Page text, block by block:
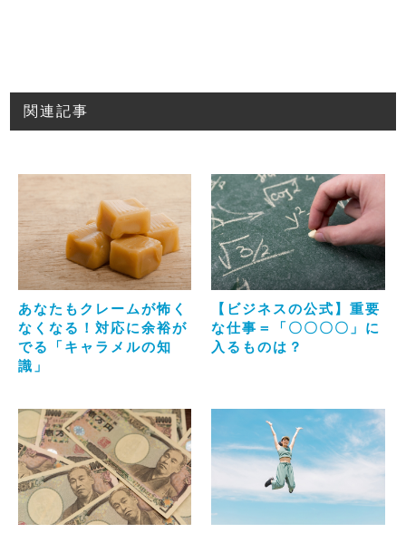
関連記事
あなたもクレームが怖く
なくなる！対応に余裕が
でる「キャラメルの知
識」
【ビジネスの公式】重要
な仕事＝「〇〇〇〇」に
入るものは？